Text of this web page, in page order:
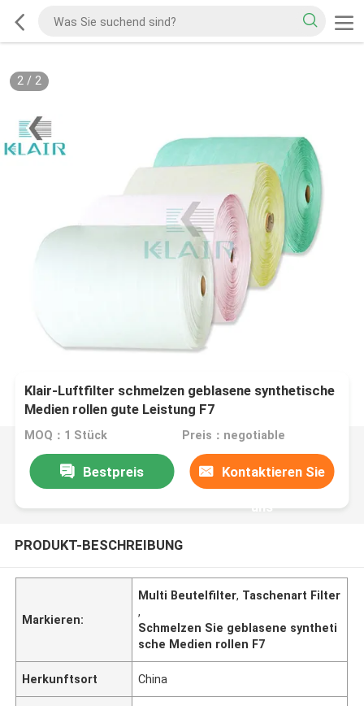
2/ 2
Klair-Luftfilter schmelzen geblasene synthetische
Medien rollen gute Leistung F7
MOQ：1 Stück Preis：negotiable
Bestpreis Kontaktieren Sie
uns
PRODUKT-BESCHREIBUNG
Markieren:
Multi Beutelfilter, Taschenart Filter
,
Schmelzen Sie geblasene syntheti
sche Medien rollen F7
Herkunftsort China